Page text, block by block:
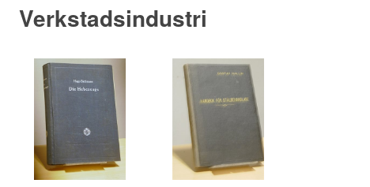
Verkstadsindustri